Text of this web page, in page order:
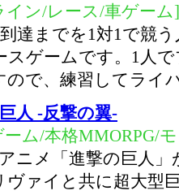
イン/レース/車ゲーム]
達までを1対1で競
スゲームです。1人
ので、練習してライ
人 -反撃の翼-
ーム/本格MMORPG/
ニメ「進撃の巨人
ァイと共に超大型